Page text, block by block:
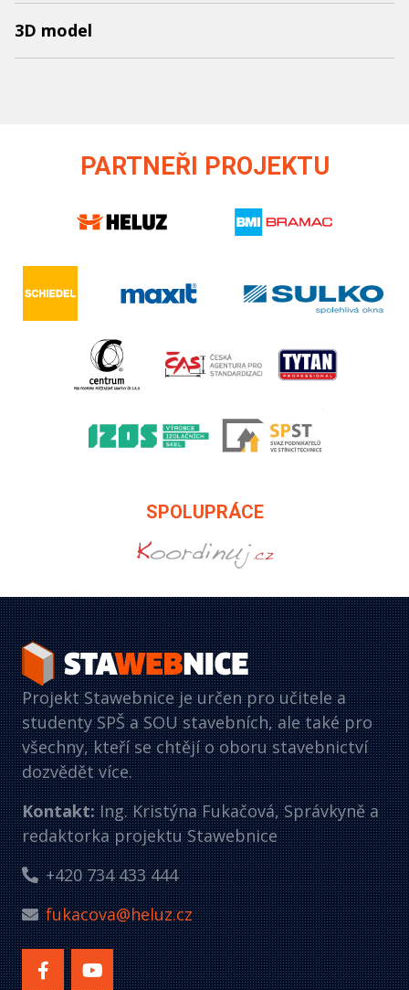
3D model
PARTNEŘI PROJEKTU
SPOLUPRÁCE
Projekt Stawebnice je určen pro učitele a
studenty SPŠ a SOU stavebních, ale také pro
všechny, kteří se chtějí o oboru stavebnictví
dozvědět více.
Kontakt:Ing. Kristýna Fukačová, Správkyně a
redaktorka projektu Stawebnice
+420 734 433 444
fukacova@heluz.cz